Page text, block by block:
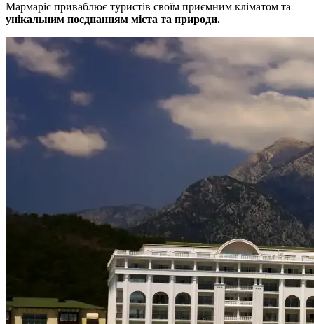
Мармаріс приваблює туристів своїм приємним кліматом та
унікальним поєднанням міста та природи.